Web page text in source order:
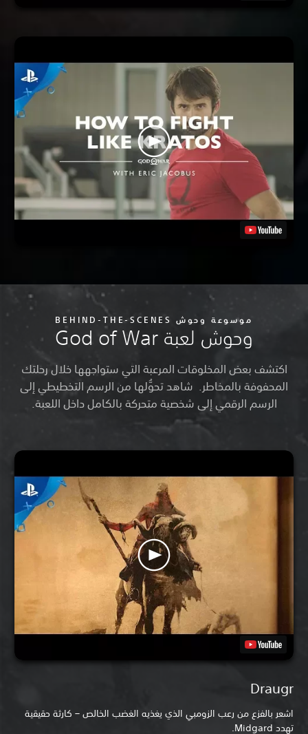
موسوعة وحوش BEHIND-THE-SCENES
وحوش لعبة God of War
اكتشف بعض المخلوقات المرعبة التي ستواجهها خلال رحلتك
المحفوفة بالمخاطر. شاهد تحوُّلها من الرسم التخطيطي إلى
الرسم الرقمي إلى شخصية متحركة بالكامل داخل اللعبة.
Draugr
اشعر بالفزع من رعب الزومبي الذي يغذيه الغضب الخالص – كارثة حقيقية
تهدد Midgard.